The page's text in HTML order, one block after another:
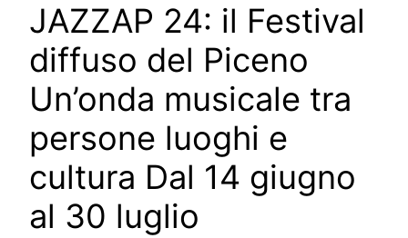
JAZZAP 24: il Festival
diffuso del Piceno
Un’onda musicale tra
persone luoghi e
cultura Dal 14 giugno
al 30 luglio